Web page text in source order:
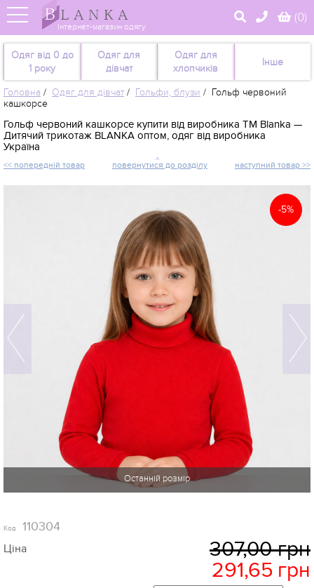
Інтернет-магазин одягу
(0)
Одяг від 0 до
1 року
Одяг для
дівчат
Одяг для
хлопчиків
Інше
Головна / Одяг для дівчат / Гольфи, блузи / Гольф червоний
кашкорсе
Гольф червоний кашкорсе купити від виробника TM Blanka —
Дитячий трикотаж BLANKA оптом, одяг від виробника
Україна
<< попередній товар наступний товар >>
повернутися до розділу
-5%
Код 110304
Ціна
307,00 грн
291,65 грн